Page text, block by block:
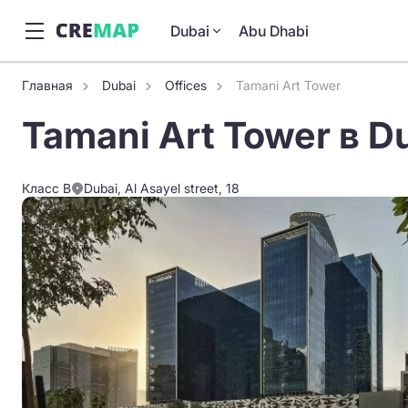
Dubai Abu Dhabi
Главная Dubai Offices Tamani Art Tower
Tamani Art Tower в
Класс B Dubai, Al Asayel street, 18